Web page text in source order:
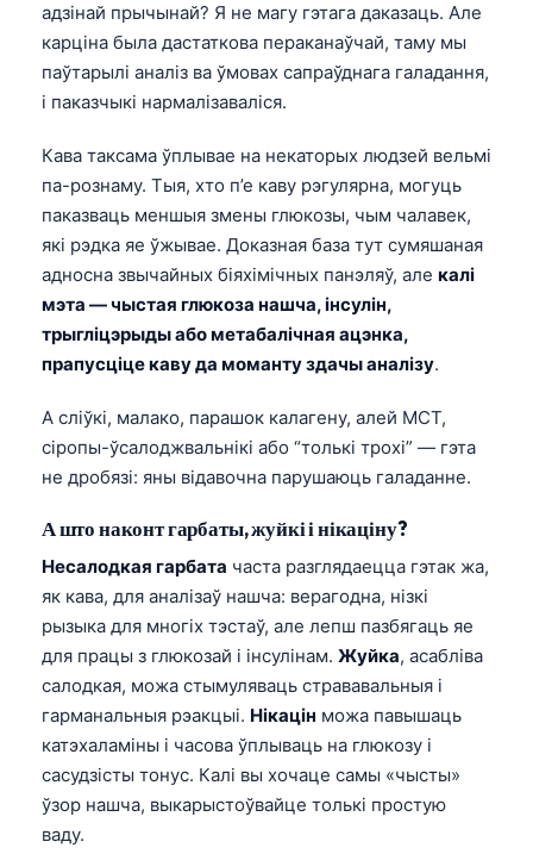
адзінай прычынай? Я не магу гэтага даказаць. Але
карціна была дастаткова пераканаўчай, таму мы
паўтарылі аналіз ва ўмовах сапраўднага галадання,
і паказчыкі нармалізаваліся.
Кава таксама ўплывае на некаторых людзей вельмі
па-рознаму. Тыя, хто п’е каву рэгулярна, могуць
паказваць меншыя змены глюкозы, чым чалавек,
які рэдка яе ўжывае. Доказная база тут сумяшаная
адносна звычайных біяхімічных панэляў, але калі
мэта — чыстая глюкоза нашча, інсулін,
трыгліцэрыды або метабалічная ацэнка,
прапусціце каву да моманту здачы аналізу.
А сліўкі, малако, парашок калагену, алей MCT,
сіропы-ўсалоджвальнікі або “толькі трохі” — гэта
не дробязі: яны відавочна парушаюць галаданне.
А што наконт гарбаты, жуйкі і нікаціну?
Несалодкая гарбата часта разглядаецца гэтак жа,
як кава, для аналізаў нашча: верагодна, нізкі
рызыка для многіх тэстаў, але лепш пазбягаць яе
для працы з глюкозай і інсулінам. Жуйка, асабліва
салодкая, можа стымуляваць стрававальныя і
гарманальныя рэакцыі. Нікацін можа павышаць
катэхаламіны і часова ўплываць на глюкозу і
сасудзісты тонус. Калі вы хочаце самы «чысты»
ўзор нашча, выкарыстоўвайце толькі простую
ваду.